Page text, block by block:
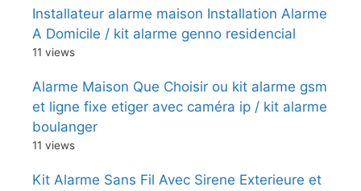
Installateur alarme maison Installation Alarme
A Domicile / kit alarme genno residencial
11 views
Alarme Maison Que Choisir ou kit alarme gsm
et ligne fixe etiger avec caméra ip / kit alarme
boulanger
11 views
Kit Alarme Sans Fil Avec Sirene Exterieure et